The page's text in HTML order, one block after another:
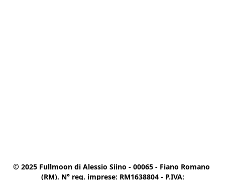
© 2025 Fullmoon di Alessio Siino - 00065 - Fiano Romano
(RM). N° reg. imprese: RM1638804 - P.IVA: